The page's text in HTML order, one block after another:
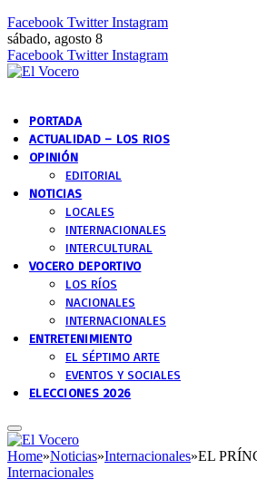
Facebook Twitter Instagram
sábado, agosto 8
Facebook Twitter Instagram
PORTADA
ACTUALIDAD – LOS RIOS
OPINIÓN
EDITORIAL
NOTICIAS
LOCALES
INTERNACIONALES
INTERCULTURAL
VOCERO DEPORTIVO
LOS RÍOS
NACIONALES
INTERNACIONALES
ENTRETENIMIENTO
EL SÉPTIMO ARTE
EVENTOS Y SOCIALES
ELECCIONES 2026
Home»Noticias»Internacionales»EL
Internacionales